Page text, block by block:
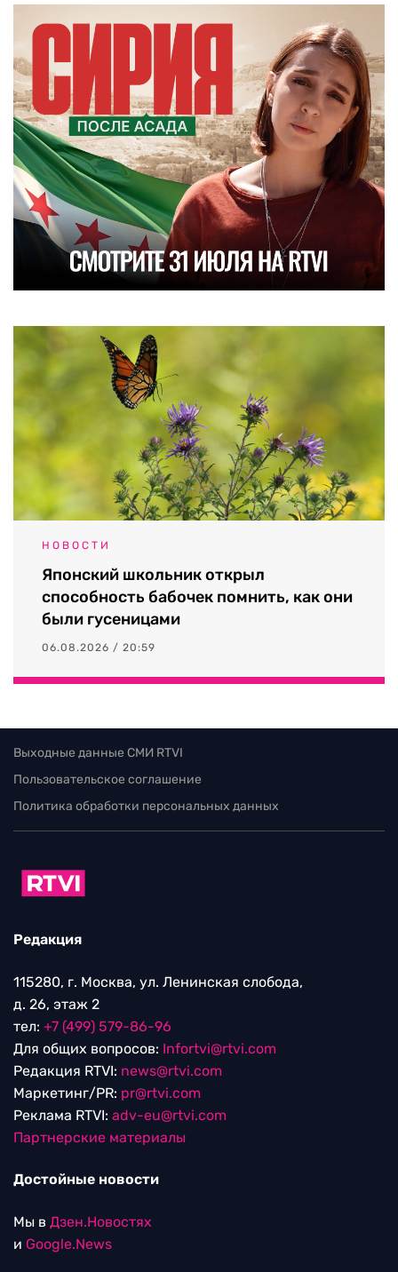
НОВОСТИ
Японский школьник открыл
способность бабочек помнить, как они
были гусеницами
06.08.2026 / 20:59
Выходные данные СМИ RTVI
Пользовательское соглашение
Политика обработки персональных данных
Редакция
115280, г. Москва, ул. Ленинская слобода,
д. 26, этаж 2
тел: +7 (499) 579-86-96
Для общих вопросов: Infortvi@rtvi.com
Редакция RTVI: news@rtvi.com
Маркетинг/PR: pr@rtvi.com
Реклама RTVI: adv-eu@rtvi.com
Партнерские материалы
Достойные новости
Мы в Дзен.Новостях
и Google.News